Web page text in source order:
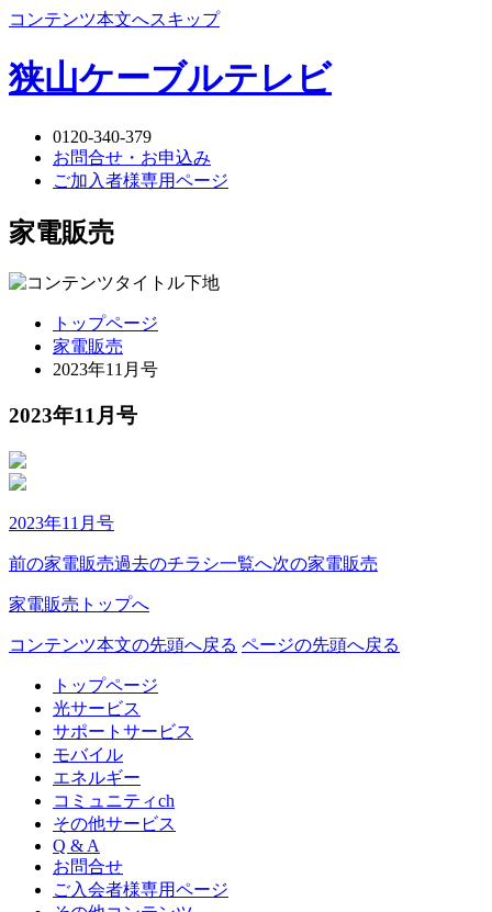
コンテンツ本文へスキップ
狭山ケーブルテレビ
0120-340-379
お問合せ・お申込み
ご加入者様専用ページ
家電販売
トップページ
家電販売
2023年11月号
2023年11月号
2023年11月号
前の家電販売過去のチラシ一覧へ次の家電販売
家電販売トップへ
コンテンツ本文の先頭へ戻る ページの先頭へ戻る
トップページ
光サービス
サポートサービス
モバイル
エネルギー
コミュニティch
その他サービス
Q & A
お問合せ
ご入会者様専用ページ